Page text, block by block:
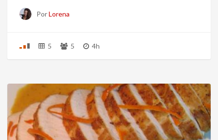
PorLorena
5 5 4h